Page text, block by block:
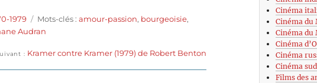
1979 Étiquettes
Mots-clés :amour-passion, bourgeoisie,
Audran
Publication
Kramer contre Kramer (1979) de Robert Benton
Cinéma
Cinéma du
Cinéma
Cinéma
Cinéma
Cinéma
Films des